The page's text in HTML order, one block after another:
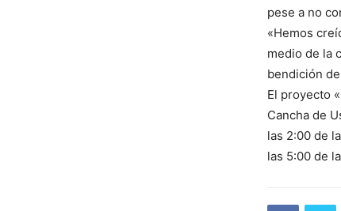
pese a no
«Hemos
medio de la
bendición
El proyecto
Cancha de
las 2:00 de
las 5:00 de